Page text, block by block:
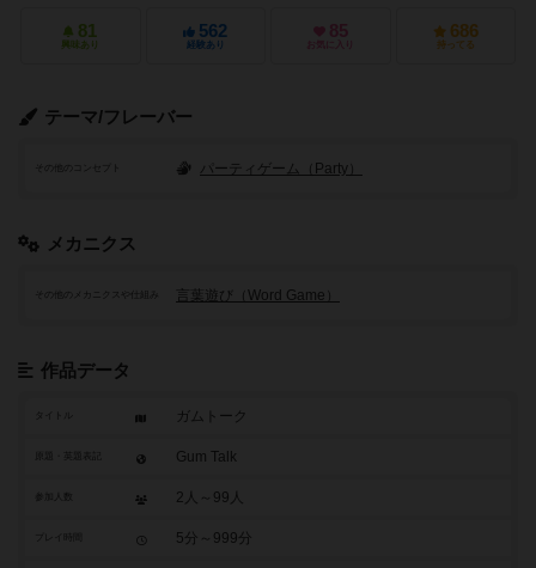
81
興味あり
562
経験あり
85
お気に入り
686
持ってる
テーマ/フレーバー
その他のコンセプト パーティゲーム（Party）
メカニクス
その他のメカニクスや仕組み 言葉遊び（Word Game）
作品データ
タイトル ガムトーク
原題・英題表記 Gum Talk
参加人数 2人～99人
5分～999分